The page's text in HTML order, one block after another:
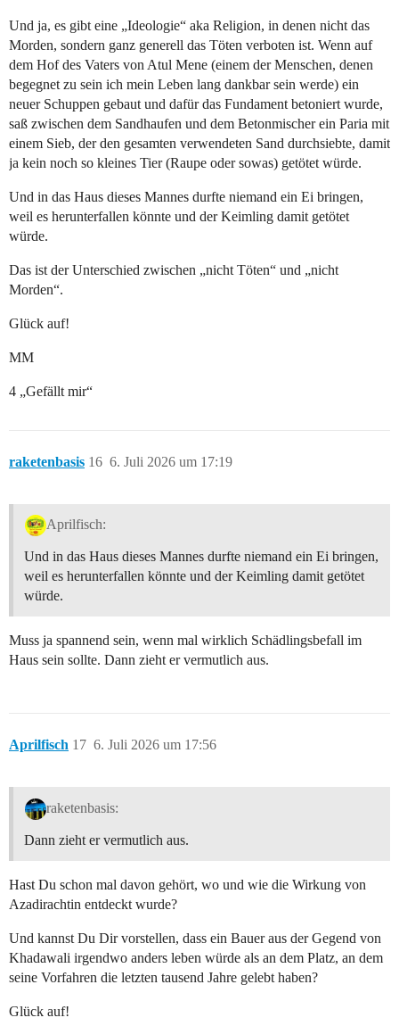
Und ja, es gibt eine „Ideologie“ aka Religion, in denen nicht das
Morden, sondern ganz generell das Töten verboten ist. Wenn auf
dem Hof des Vaters von Atul Mene (einem der Menschen, denen
begegnet zu sein ich mein Leben lang dankbar sein werde) ein
neuer Schuppen gebaut und dafür das Fundament betoniert wurde,
saß zwischen dem Sandhaufen und dem Betonmischer ein Paria mit
einem Sieb, der den gesamten verwendeten Sand durchsiebte, damit
ja kein noch so kleines Tier (Raupe oder sowas) getötet würde.
Und in das Haus dieses Mannes durfte niemand ein Ei bringen,
weil es herunterfallen könnte und der Keimling damit getötet
würde.
Das ist der Unterschied zwischen „nicht Töten“ und „nicht
Morden“.
Glück auf!
MM
4 „Gefällt mir“
raketenbasis 6. Juli 2026 um 17:19
16
Aprilfisch:
Und in das Haus dieses Mannes durfte niemand ein Ei bringen,
weil es herunterfallen könnte und der Keimling damit getötet
würde.
Muss ja spannend sein, wenn mal wirklich Schädlingsbefall im
Haus sein sollte. Dann zieht er vermutlich aus.
Aprilfisch 6. Juli 2026 um 17:56
17
raketenbasis:
Dann zieht er vermutlich aus.
Hast Du schon mal davon gehört, wo und wie die Wirkung von
Azadirachtin entdeckt wurde?
Und kannst Du Dir vorstellen, dass ein Bauer aus der Gegend von
Khadawali irgendwo anders leben würde als an dem Platz, an dem
seine Vorfahren die letzten tausend Jahre gelebt haben?
Glück auf!